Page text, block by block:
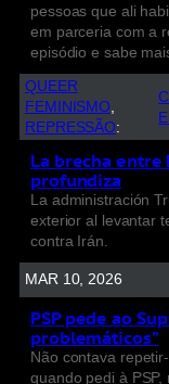
pessoas que ali
em parceria com a
episódio e sabe
QUEER
FEMINISMO
REPRESSÃO:
La brecha entre
profundiza
La administración
exterior al levantar
contra Irán.
MAR 10, 2026
PSP pede ao
problemáticos”
Não contava
quando pedi à